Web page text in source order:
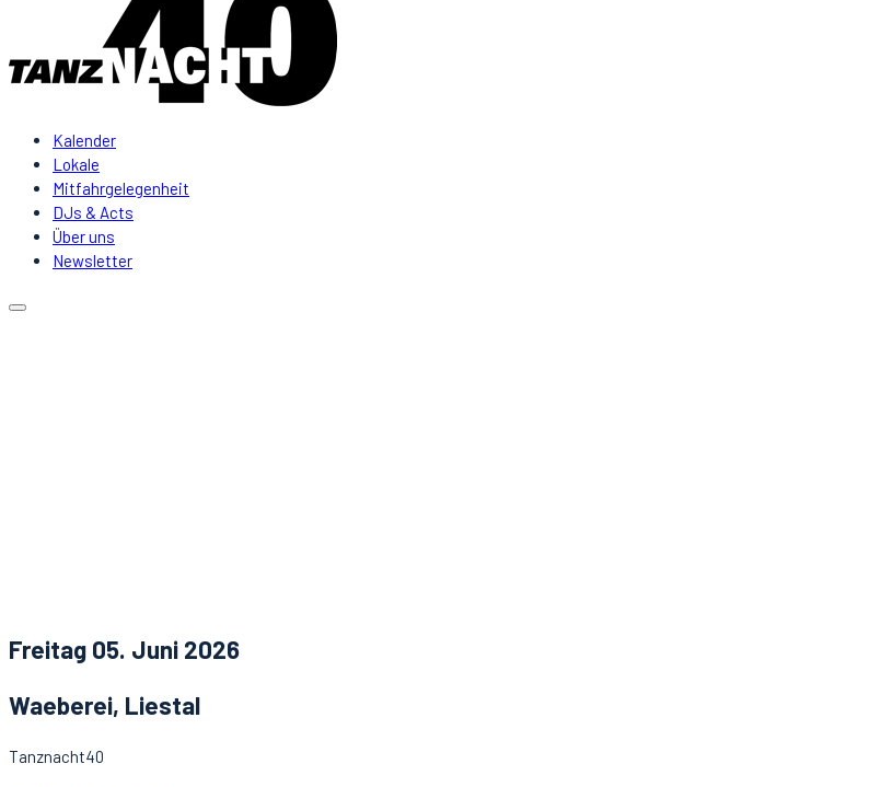
Kalender
Lokale
Mitfahrgelegenheit
DJs & Acts
Über uns
Newsletter
Freitag 05. Juni 2026
Waeberei, Liestal
Tanznacht40